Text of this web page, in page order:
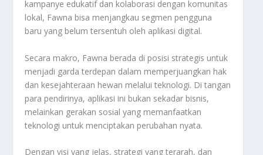
kampanye edukatif dan kolaborasi dengan komunitas
lokal, Fawna bisa menjangkau segmen pengguna
baru yang belum tersentuh oleh aplikasi digital.
Secara makro, Fawna berada di posisi strategis untuk
menjadi garda terdepan dalam memperjuangkan hak
dan kesejahteraan hewan melalui teknologi. Di tangan
para pendirinya, aplikasi ini bukan sekadar bisnis,
melainkan gerakan sosial yang memanfaatkan
teknologi untuk menciptakan perubahan nyata.
Dengan visi yang jelas, strategi yang terarah, dan